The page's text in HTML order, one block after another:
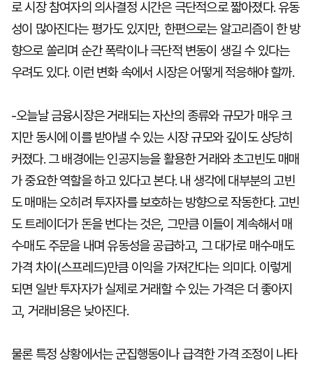
로 시장 참여자의 의사결정 시간은 극단적으로 짧아졌다. 유동
성이 많아진다는 평가도 있지만, 한편으로는 알고리즘이 한 방
향으로 쏠리며 순간 폭락이나 극단적 변동이 생길 수 있다는
우려도 있다. 이런 변화 속에서 시장은 어떻게 적응해야 할까.
-오늘날 금융시장은 거래되는 자산의 종류와 규모가 매우 크
지만 동시에 이를 받아낼 수 있는 시장 규모와 깊이도 상당히
커졌다. 그 배경에는 인공지능을 활용한 거래와 초고빈도 매매
가 중요한 역할을 하고 있다고 본다. 내 생각에 대부분의 고빈
도 매매는 오히려 투자자를 보호하는 방향으로 작동한다. 고빈
도 트레이더가 돈을 번다는 것은, 그만큼 이들이 계속해서 매
수·매도 주문을 내며 유동성을 공급하고, 그 대가로 매수·매도
가격 차이(스프레드)만큼 이익을 가져간다는 의미다. 이렇게
되면 일반 투자자가 실제로 거래할 수 있는 가격은 더 좋아지
고, 거래비용은 낮아진다.
물론 특정 상황에서는 군집행동이나 급격한 가격 조정이 나타